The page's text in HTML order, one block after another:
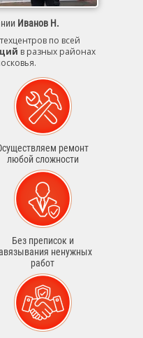
Иванов Н.
по всей
в разных районах
ремонт
любой сложности
Без преписок и
ненужных
работ